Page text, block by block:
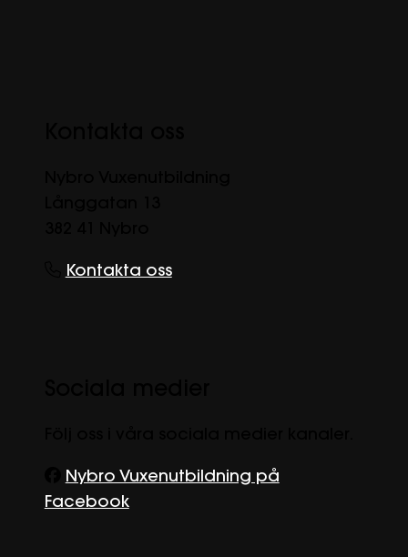
Kontakta oss
Nybro Vuxenutbildning på
Facebook